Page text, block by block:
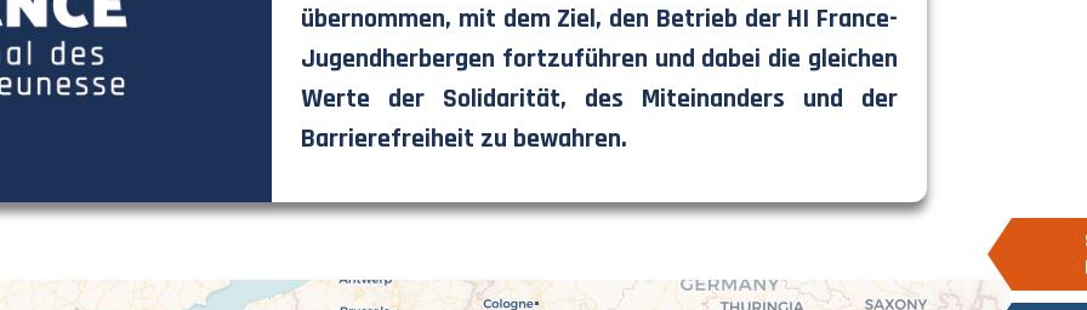
übernommen, mit dem Ziel, den Betrieb der HI France-
Jugendherbergen fortzuführen und dabei die gleichen
Werte der Solidarität, des Miteinanders und der
Barrierefreiheit zu bewahren.